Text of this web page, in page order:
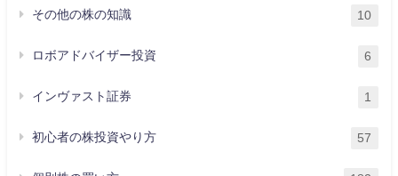
その他の株の知識 10
ロボアドバイザー投資 6
インヴァスト証券 1
初心者の株投資やり方 57